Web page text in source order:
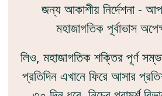
জন্য আকাশীয় নির্দেশনা -
মহাজাগতিক পূর্বাভাস
লিও, মহাজাগতিক শক্তির পূর্ণ
প্রতিদিন এখানে ফিরে আসার